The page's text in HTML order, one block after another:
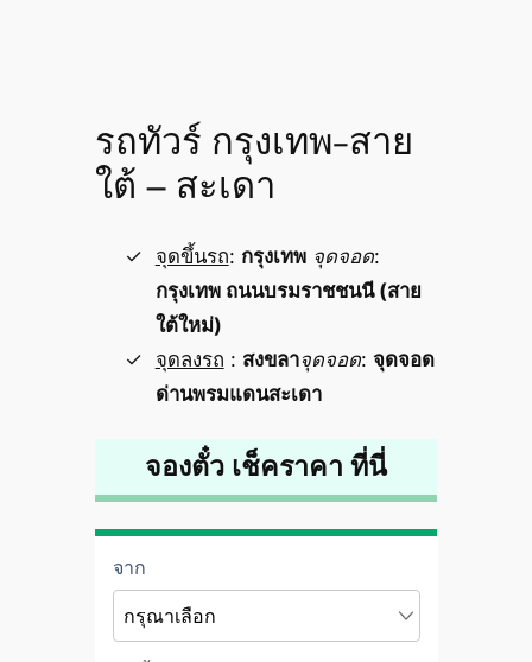
รถทัวร์ กรุงเทพ-สาย
ใต้ – สะเดา
จุดขึ้นรถ: กรุงเทพ จุดจอด:
กรุงเทพ ถนนบรมราชชนนี (สาย
ใต้ใหม่)
จุดลงรถ : สงขลาจุดจอด: จุดจอด
ด่านพรมแดนสะเดา
จองตั๋ว เช็คราคา ที่นี่